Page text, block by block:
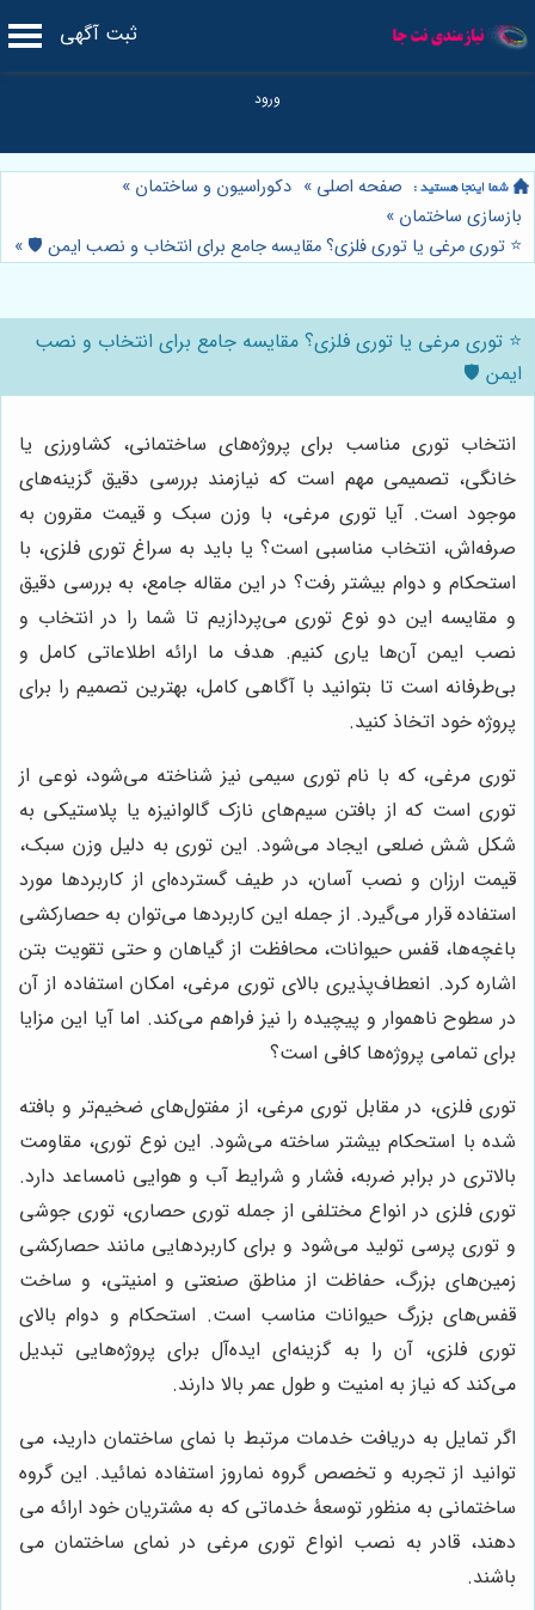
ثبت آگهی
صفحه اصلی » دکوراسیون و ساختمان »
بازسازی ساختمان »
⭐️ توری مرغی یا توری فلزی؟ مقایسه جامع برای انتخاب و نصب ایمن 🛡️ »
⭐️ توری مرغی یا توری فلزی؟ مقایسه جامع برای انتخاب و نصب
ایمن 🛡️
انتخاب توری مناسب برای پروژه‌های ساختمانی، کشاورزی یا
خانگی، تصمیمی مهم است که نیازمند بررسی دقیق گزینه‌های
موجود است. آیا توری مرغی، با وزن سبک و قیمت مقرون به
صرفه‌اش، انتخاب مناسبی است؟ یا باید به سراغ توری فلزی، با
استحکام و دوام بیشتر رفت؟ در این مقاله جامع، به بررسی دقیق
و مقایسه این دو نوع توری می‌پردازیم تا شما را در انتخاب و
نصب ایمن آن‌ها یاری کنیم. هدف ما ارائه اطلاعاتی کامل و
بی‌طرفانه است تا بتوانید با آگاهی کامل، بهترین تصمیم را برای
پروژه خود اتخاذ کنید.
توری مرغی، که با نام توری سیمی نیز شناخته می‌شود، نوعی از
توری است که از بافتن سیم‌های نازک گالوانیزه یا پلاستیکی به
شکل شش ضلعی ایجاد می‌شود. این توری به دلیل وزن سبک،
قیمت ارزان و نصب آسان، در طیف گسترده‌ای از کاربردها مورد
استفاده قرار می‌گیرد. از جمله این کاربردها می‌توان به حصارکشی
باغچه‌ها، قفس حیوانات، محافظت از گیاهان و حتی تقویت بتن
اشاره کرد. انعطاف‌پذیری بالای توری مرغی، امکان استفاده از آن
در سطوح ناهموار و پیچیده را نیز فراهم می‌کند. اما آیا این مزایا
برای تمامی پروژه‌ها کافی است؟
توری فلزی، در مقابل توری مرغی، از مفتول‌های ضخیم‌تر و بافته
شده با استحکام بیشتر ساخته می‌شود. این نوع توری، مقاومت
بالاتری در برابر ضربه، فشار و شرایط آب و هوایی نامساعد دارد.
توری فلزی در انواع مختلفی از جمله توری حصاری، توری جوشی
و توری پرسی تولید می‌شود و برای کاربردهایی مانند حصارکشی
زمین‌های بزرگ، حفاظت از مناطق صنعتی و امنیتی، و ساخت
قفس‌های بزرگ حیوانات مناسب است. استحکام و دوام بالای
توری فلزی، آن را به گزینه‌ای ایده‌آل برای پروژه‌هایی تبدیل
می‌کند که نیاز به امنیت و طول عمر بالا دارند.
اگر تمایل به دریافت خدمات مرتبط با نمای ساختمان دارید، می
توانید از تجربه و تخصص گروه نماروز استفاده نمائید. این گروه
ساختمانی به منظور توسعۀ خدماتی که به مشتریان خود ارائه می
دهند، قادر به نصب انواع توری مرغی در نمای ساختمان می
باشند.